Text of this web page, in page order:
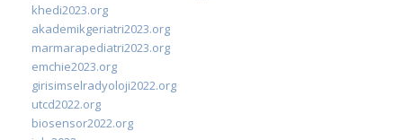
khedi2023.org
akademikgeriatri2023.org
marmarapediatri2023.org
emchie2023.org
girisimselradyoloji2022.org
utcd2022.org
biosensor2022.org